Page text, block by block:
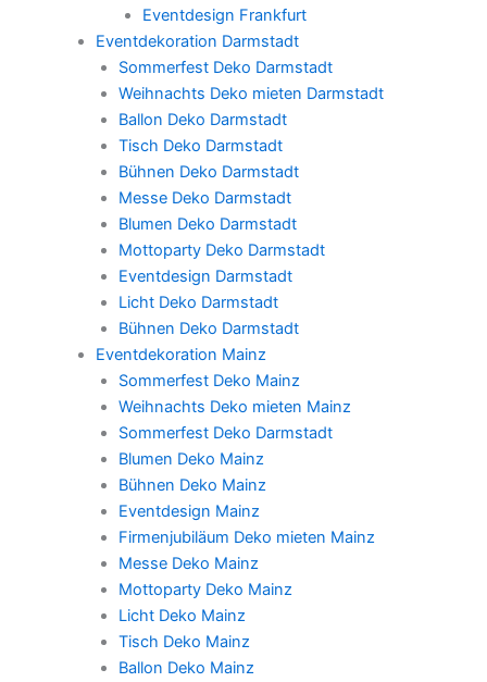
Eventdesign Frankfurt
Eventdekoration Darmstadt
Sommerfest Deko Darmstadt
Weihnachts Deko mieten Darmstadt
Ballon Deko Darmstadt
Tisch Deko Darmstadt
Bühnen Deko Darmstadt
Messe Deko Darmstadt
Blumen Deko Darmstadt
Mottoparty Deko Darmstadt
Eventdesign Darmstadt
Licht Deko Darmstadt
Bühnen Deko Darmstadt
Eventdekoration Mainz
Sommerfest Deko Mainz
Weihnachts Deko mieten Mainz
Sommerfest Deko Darmstadt
Blumen Deko Mainz
Bühnen Deko Mainz
Eventdesign Mainz
Firmenjubiläum Deko mieten Mainz
Messe Deko Mainz
Mottoparty Deko Mainz
Licht Deko Mainz
Tisch Deko Mainz
Ballon Deko Mainz